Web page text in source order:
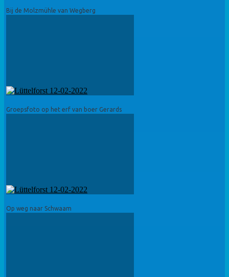
Bij de Molzmühle van Wegberg
Groepsfoto op het erf van boer Gerards
Op weg naar Schwaam